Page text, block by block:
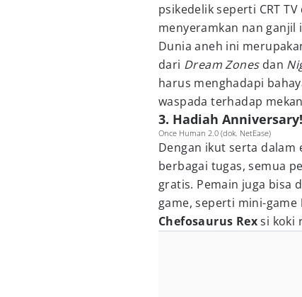
psikedelik seperti CRT
menyeramkan nan
Dunia aneh ini
dari Dream Zonesdan
harus menghadapi
waspada terhadap
3. Hadiah Anniversary!
Once Human 2.0 (dok. NetEase)
Dengan ikut serta dalam
berbagai tugas, semua
gratis. Pemain juga bisa
game, seperti mini-game
Chefosaurus Rexsi koki